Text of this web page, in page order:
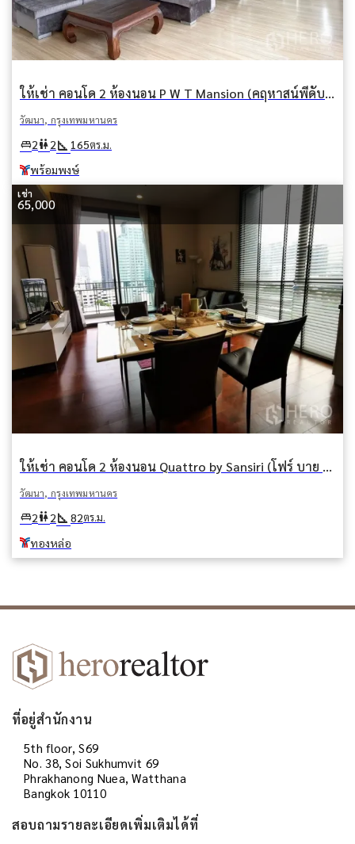
ให้เช่า คอนโด 2 ห้องนอน P W T Mansion (คฤหาสน์พีดับบลิวที) คลองเตยเหนือ วัฒนา กรุงเทพมหานคร BTS พร้อมพงษ์
วัฒนา, กรุงเทพมหานคร
king_bed2wc2square_foot 165ตร.ม.
พร้อมพงษ์
เช่า
65,000
ให้เช่า คอนโด 2 ห้องนอน Quattro by Sansiri (โฟร์ บาย ซันซิริ) วัฒนา กรุงเทพมหานคร BTS ทองหล่อ
วัฒนา, กรุงเทพมหานคร
king_bed2wc2square_foot 82ตร.ม.
ทองหล่อ
ที่อยู่สำนักงาน
5th floor, S69
No. 38, Soi Sukhumvit 69
Phrakhanong Nuea, Watthana
Bangkok 10110
สอบถามรายละเอียดเพิ่มเติมได้ที่